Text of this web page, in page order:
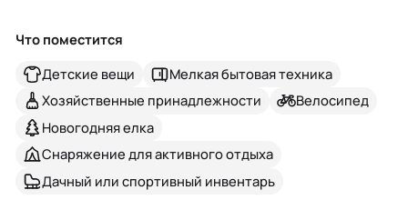
Что поместится
Детские вещи
Мелкая бытовая техника
Хозяйственные принадлежности
Велосипед
Новогодняя елка
Снаряжение для активного отдыха
Дачный или спортивный инвентарь